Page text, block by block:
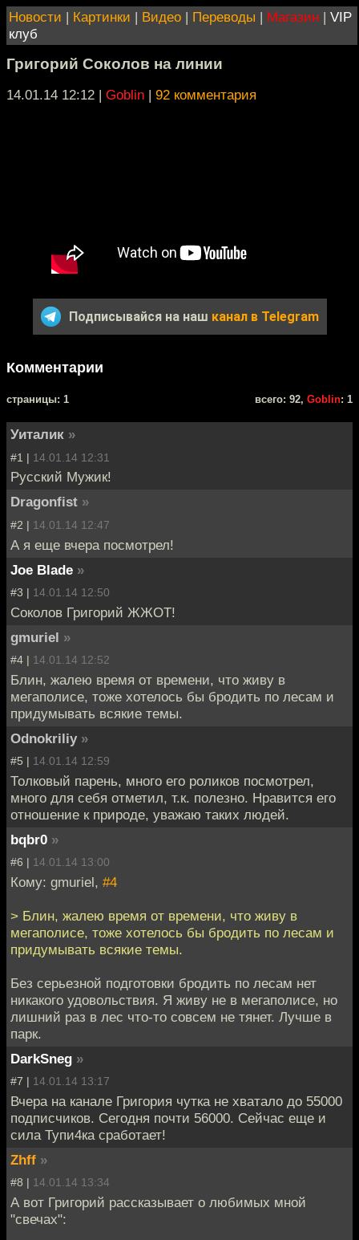
Новости | Картинки | Видео | Переводы | Магазин | VIP
клуб
Григорий Соколов на линии
14.01.14 12:12 | Goblin | 92 комментария
Подписывайся на наш канал в Telegram
Комментарии
cтраницы: 1 всего: 92, Goblin: 1
Уиталик »
#1 | 14.01.14 12:31
Русский Мужик!
Dragonfist »
#2 | 14.01.14 12:47
А я еще вчера посмотрел!
Joe Blade »
#3 | 14.01.14 12:50
Соколов Григорий ЖЖОТ!
gmuriel »
#4 | 14.01.14 12:52
Блин, жалею время от времени, что живу в
мегаполисе, тоже хотелось бы бродить по лесам и
придумывать всякие темы.
Odnokriliy »
#5 | 14.01.14 12:59
Толковый парень, много его роликов посмотрел,
много для себя отметил, т.к. полезно. Нравится его
отношение к природе, уважаю таких людей.
bqbr0 »
#6 | 14.01.14 13:00
Кому: gmuriel, #4
> Блин, жалею время от времени, что живу в
мегаполисе, тоже хотелось бы бродить по лесам и
придумывать всякие темы.
Без серьезной подготовки бродить по лесам нет
никакого удовольствия. Я живу не в мегаполисе, но
лишний раз в лес что-то совсем не тянет. Лучше в
парк.
DarkSneg »
#7 | 14.01.14 13:17
Вчера на канале Григория чутка не хватало до 55000
подписчиков. Сегодня почти 56000. Сейчас еще и
сила Тупи4ка сработает!
Zhff »
#8 | 14.01.14 13:34
А вот Григорий рассказывает о любимых мной
"свечах":